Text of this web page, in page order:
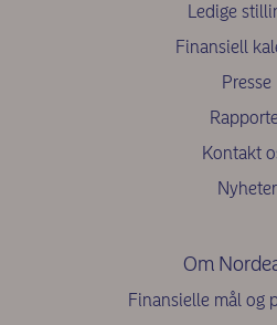
Ledige
Finansiell
Presse
Kontakt
Nyheter
Om
Finansielle mål og